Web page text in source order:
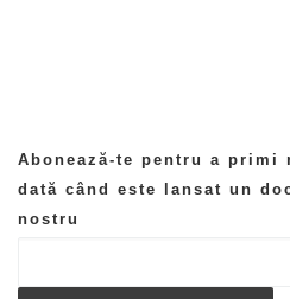
Abonează-te pentru a
dată când este lansat un
nostru